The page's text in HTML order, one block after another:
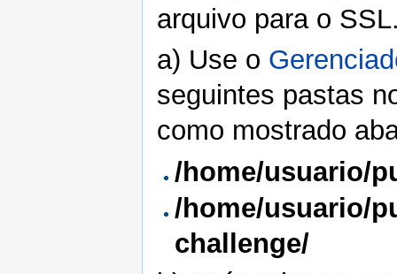
arquivo para o
a) Use o
seguintes pastas
como mostrado
/home/usuario/
/home/usuario/
challenge/